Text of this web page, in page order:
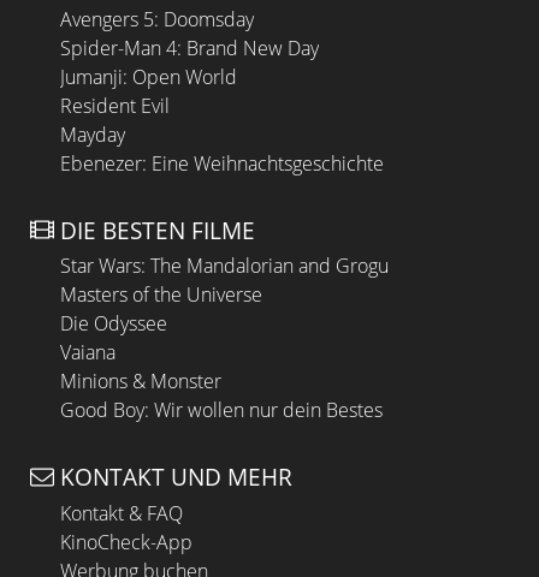
Avengers 5: Doomsday
Spider-Man 4: Brand New Day
Jumanji: Open World
Resident Evil
Mayday
Ebenezer: Eine Weihnachtsgeschichte
DIE BESTEN FILME
Star Wars: The Mandalorian and Grogu
Masters of the Universe
Die Odyssee
Vaiana
Minions & Monster
Good Boy: Wir wollen nur dein Bestes
KONTAKT UND MEHR
Kontakt & FAQ
KinoCheck-App
Werbung buchen